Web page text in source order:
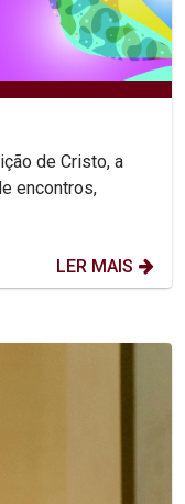
de Cristo, a
encontros,
LER MAIS